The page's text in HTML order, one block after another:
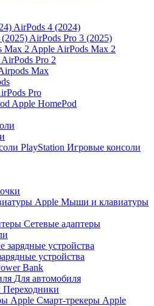
AirPods 4 (2024)
AirPods Pro 3 (2025)
Apple AirPods Max 2
AirPods Pro 2
Max
Pro
Apple HomePod
Игровые консоли
Мыши и клавиатуры
Сетевые адаптеры
устройства
Bank
Для автомобиля
Переходники
Смарт-трекеры Apple